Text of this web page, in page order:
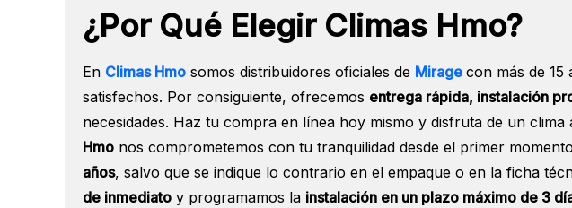
¿Por Qué Elegir Climas Hmo?
En Climas Hmo somos distribuidores oficiales de Mirage con más de 15
satisfechos. Por consiguiente, ofrecemos entrega rápida, instalación
necesidades. Haz tu compra en línea hoy mismo y disfruta de un
Hmo nos comprometemos con tu tranquilidad desde el primer
años, salvo que se indique lo contrario en el empaque o en la ficha
de inmediato y programamos la instalación en un plazo máximo de 3